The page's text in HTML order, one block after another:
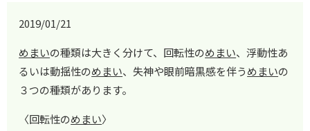
2019/01/21
めまいの種類は大きく分けて、回転性のめまい、浮動性あ
るいは動揺性のめまい、失神や眼前暗黒感を伴うめまいの
３つの種類があります。
〈回転性のめまい〉